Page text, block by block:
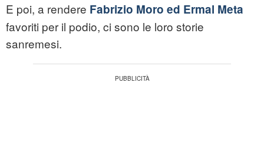
E poi, a rendere Fabrizio Moro ed Ermal Meta
favoriti per il podio, ci sono le loro storie
sanremesi.